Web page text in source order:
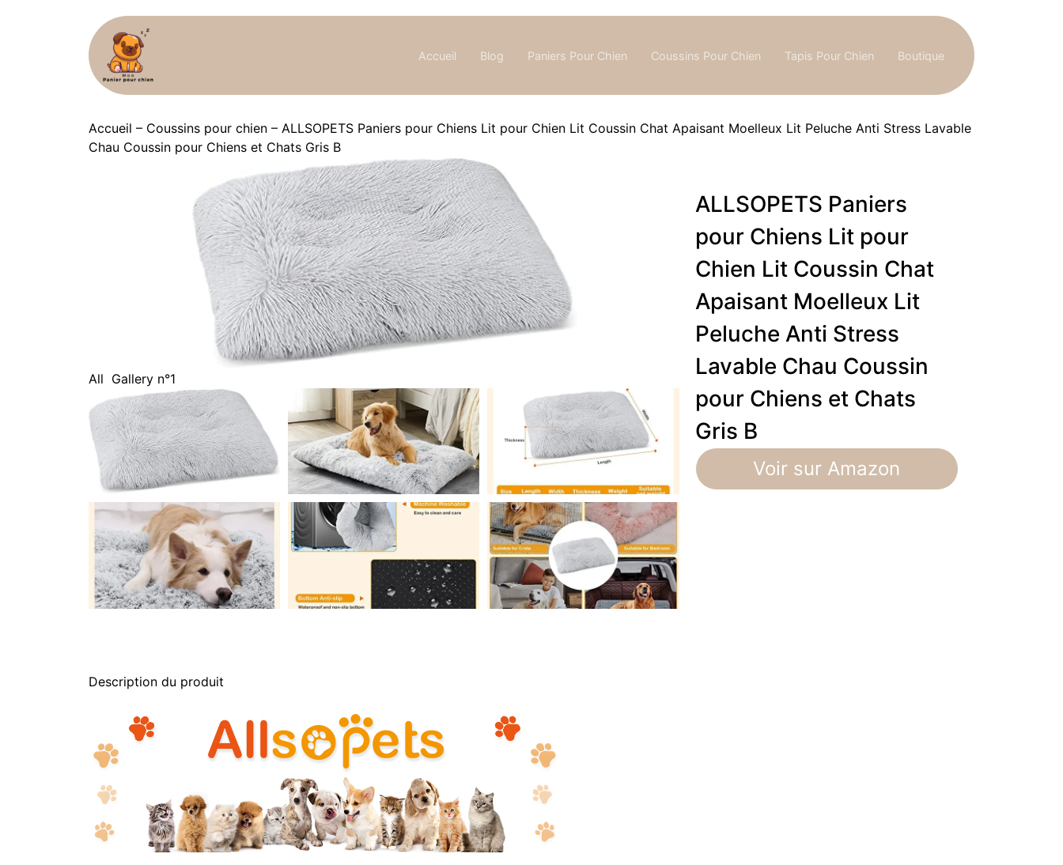
Accueil Blog Paniers Pour Chien Coussins Pour Chien Tapis Pour Chien Boutique
Accueil – Coussins pour chien – ALLSOPETS Paniers pour Chiens Lit pour Chien Lit Coussin Chat Apaisant Moelleux Lit Peluche Anti Stress Lavable
Chau Coussin pour Chiens et Chats Gris B
All Gallery n°1
ALLSOPETS Paniers
pour Chiens Lit pour
Chien Lit Coussin Chat
Apaisant Moelleux Lit
Peluche Anti Stress
Lavable Chau Coussin
pour Chiens et Chats
Gris B
Voir sur Amazon
Description du produit